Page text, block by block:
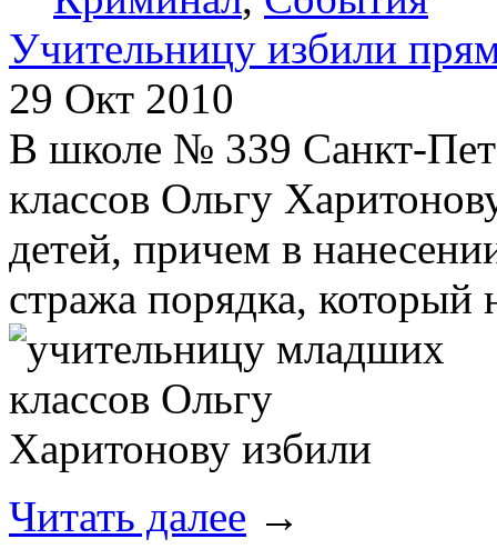
Учительницу избили
29 Окт 2010
В школе № 339 Санкт-
классов Ольгу
детей, причем в
стража порядка, который
Читать далее →